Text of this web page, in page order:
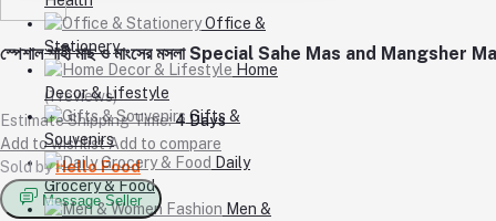
Office &
Stationery
Home
Decor & Lifestyle
Gifts &
Souvenirs
Daily
Grocery & Food
Men &
স্পেশাল শাহী মাছ ও মাংসের মসলা Special Sahe Mas and Mangsher
(1 reviews)
Estimate Shipping Time:4 Days
Add to wishlistAdd to compare
Sold byHello Food
Message Seller